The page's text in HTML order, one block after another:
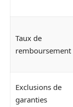
Taux de
remboursement
Exclusions de
garanties